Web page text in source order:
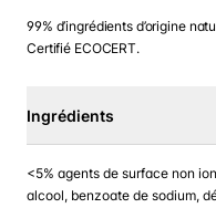
99% d’ingrédients d’origine
Certifié ECOCERT.
Ingrédients
<5% agents de surface non
alcool, benzoate de sodium,